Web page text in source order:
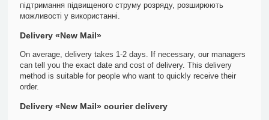
підтримання підвищеного струму розряду, розширюють
можливості у використанні.
Delivery «New Mail»
On average, delivery takes 1-2 days. If necessary, our managers
can tell you the exact date and cost of delivery. This delivery
method is suitable for people who want to quickly receive their
order.
Delivery «New Mail» courier delivery